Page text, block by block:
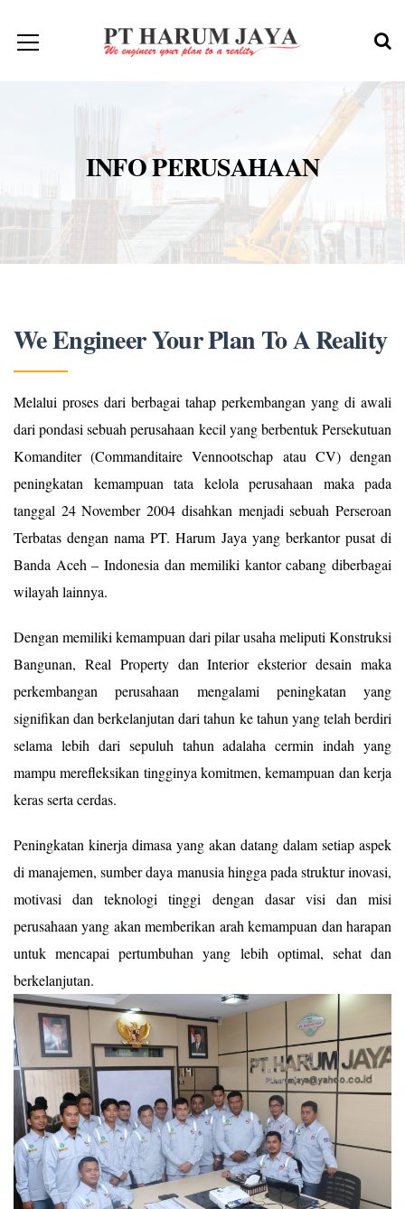
INFO PERUSAHAAN
We Engineer Your Plan To A Reality
Melalui proses dari berbagai tahap perkembangan yang di awali
dari pondasi sebuah perusahaan kecil yang berbentuk Persekutuan
Komanditer (Commanditaire Vennootschap atau CV) dengan
peningkatan kemampuan tata kelola perusahaan maka pada
tanggal 24 November 2004 disahkan menjadi sebuah Perseroan
Terbatas dengan nama PT. Harum Jaya yang berkantor pusat di
Banda Aceh – Indonesia dan memiliki kantor cabang diberbagai
wilayah lainnya.
Dengan memiliki kemampuan dari pilar usaha meliputi Konstruksi
Bangunan, Real Property dan Interior eksterior desain maka
perkembangan perusahaan mengalami peningkatan yang
signifikan dan berkelanjutan dari tahun ke tahun yang telah berdiri
selama lebih dari sepuluh tahun adalaha cermin indah yang
mampu merefleksikan tingginya komitmen, kemampuan dan kerja
keras serta cerdas.
Peningkatan kinerja dimasa yang akan datang dalam setiap aspek
di manajemen, sumber daya manusia hingga pada struktur inovasi,
motivasi dan teknologi tinggi dengan dasar visi dan misi
perusahaan yang akan memberikan arah kemampuan dan harapan
untuk mencapai pertumbuhan yang lebih optimal, sehat dan
berkelanjutan.